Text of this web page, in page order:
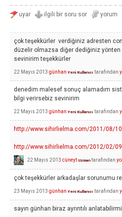
çok teşekkürler verdiğiniz adresten
düzelir olmazsa diğer dediğiniz
sevinirim teşekkürler
22 Mayıs 2013 günhan Yeni Kullanıcı tarafından
denedim malesef sonuç alamadım
bilgi verirsebiz sevinirim
22 Mayıs 2013 günhan Yeni Kullanıcı tarafından
http://www.sihirlielma.com/2011/08/
http://www.sihirlielma.com/2012/02/
22 Mayıs 2013 cüneyt Uzman tarafından
çok teşekkürler arkadaşlar sorunumu
23 Mayıs 2013 günhan Yeni Kullanıcı tarafından
sayın günhan biraz ayrıntılı